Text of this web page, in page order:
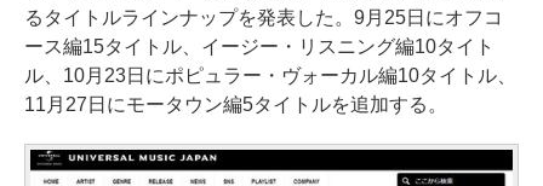
るタイトルラインナップを発表した。9月25日にオフコ
ース編15タイトル、イージー・リスニング編10タイト
ル、10月23日にポピュラー・ヴォーカル編10タイトル、
11月27日にモータウン編5タイトルを追加する。